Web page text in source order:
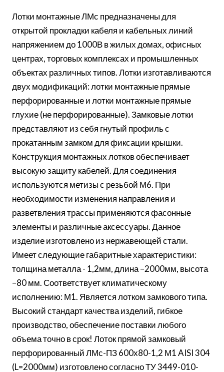
Лотки монтажные ЛМс предназначены для
открытой прокладки кабеля и кабельных линий
напряжением до 1000В в жилых домах, офисных
центрах, торговых комплексах и промышленных
объектах различных типов. Лотки изготавливаются
двух модификаций: лотки монтажные прямые
перфорированные и лотки монтажные прямые
глухие (не перфорированные). Замковые лотки
представляют из себя гнутый профиль с
прокатанным замком для фиксации крышки.
Конструкция монтажных лотков обеспечивает
высокую защиту кабелей. Для соединения
используются метизы с резьбой М6. При
необходимости изменения направления и
разветвления трассы применяются фасонные
элементы и различные аксессуары. Данное
изделие изготовлено из нержавеющей стали.
Имеет следующие габаритные характеристики:
толщина металла - 1,2мм, длина –2000мм, высота
–80 мм. Соответствует климатическому
исполнению: М1. Является лотком замкового типа.
Высокий стандарт качества изделий, гибкое
производство, обеспечение поставки любого
объема точно в срок! Лоток прямой замковый
перфорированный ЛМс-ПЗ 600х80-1,2 М1 AISI 304
(L=2000мм) изготовлено согласно ТУ 3449-010-